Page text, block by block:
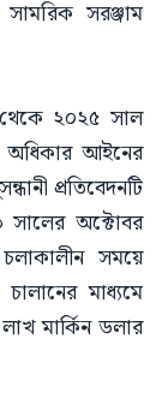
সরঞ্জাম
২০২৫ সাল
অধিকার আইনের
প্রতিবেদনটি
সালের অক্টোবর
সময়ে
মাধ্যমে
মার্কিন ডলার